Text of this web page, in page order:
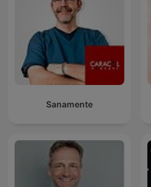
Sanamente